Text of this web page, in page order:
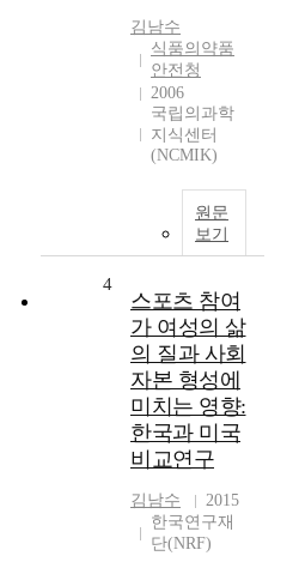
김남수
식품의약품
안전청
2006
국립의과학
지식센터
(NCMIK)
원문
보기
4
스포츠 참여
가 여성의 삶
의 질과 사회
자본 형성에
미치는 영향:
한국과 미국
비교연구
김남수
2015
한국연구재
단(NRF)